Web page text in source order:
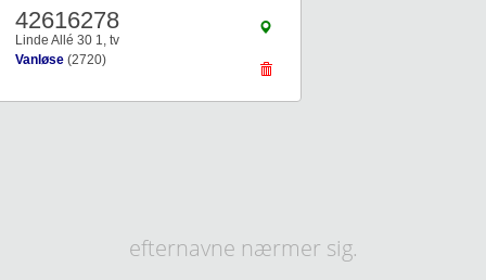
42616278
Linde Allé 30 1, tv
Vanløse (2720)
efternavne nærmer sig.